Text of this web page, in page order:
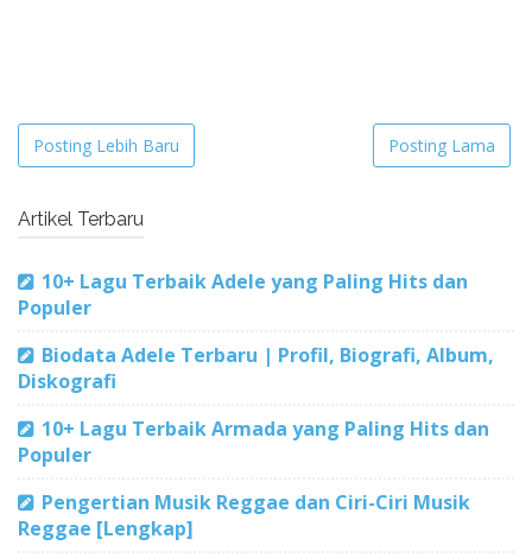
Posting Lebih Baru Posting Lama
Artikel Terbaru
10+ Lagu Terbaik Adele yang Paling Hits dan
Populer
Biodata Adele Terbaru | Profil, Biografi, Album,
Diskografi
10+ Lagu Terbaik Armada yang Paling Hits dan
Populer
Pengertian Musik Reggae dan Ciri-Ciri Musik
Reggae [Lengkap]